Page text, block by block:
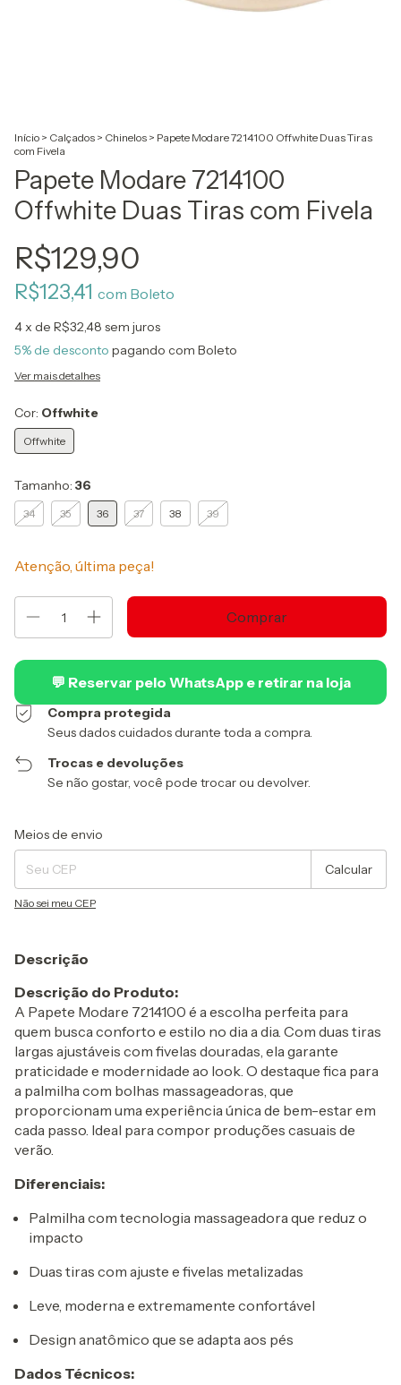
Início > Calçados > Chinelos > Papete Modare 7214100 Offwhite Duas Tiras
com Fivela
Papete Modare 7214100
Offwhite Duas Tiras com Fivela
R$129,90
R$123,41 com Boleto
4x de R$32,48 sem juros
5% de desconto pagando com Boleto
Ver mais detalhes
Cor: Offwhite
Offwhite
Tamanho: 36
34 35 36 37 38 39
Atenção, última peça!
💬 Reservar pelo WhatsApp e retirar na loja
Compra protegida
Seus dados cuidados durante toda a compra.
Trocas e devoluções
Se não gostar, você pode trocar ou devolver.
Entregas para o CEP:
Meios de envio
Calcular
Não sei meu CEP
Descrição
Descrição do Produto:
A Papete Modare 7214100 é a escolha perfeita para
quem busca conforto e estilo no dia a dia. Com duas tiras
largas ajustáveis com fivelas douradas, ela garante
praticidade e modernidade ao look. O destaque fica para
a palmilha com bolhas massageadoras, que
proporcionam uma experiência única de bem-estar em
cada passo. Ideal para compor produções casuais de
verão.
Diferenciais:
Palmilha com tecnologia massageadora que reduz o
impacto
Duas tiras com ajuste e fivelas metalizadas
Leve, moderna e extremamente confortável
Design anatômico que se adapta aos pés
Dados Técnicos: